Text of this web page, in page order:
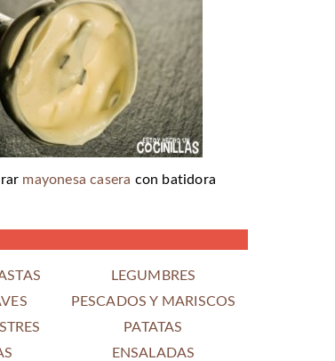
mayonesa casera con batidora
LEGUMBRES
PESCADOS Y MARISCOS
PATATAS
ENSALADAS